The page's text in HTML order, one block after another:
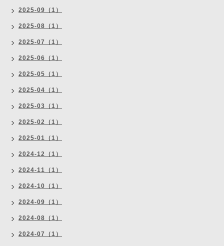
2025-09（1）
2025-08（1）
2025-07（1）
2025-06（1）
2025-05（1）
2025-04（1）
2025-03（1）
2025-02（1）
2025-01（1）
2024-12（1）
2024-11（1）
2024-10（1）
2024-09（1）
2024-08（1）
2024-07（1）